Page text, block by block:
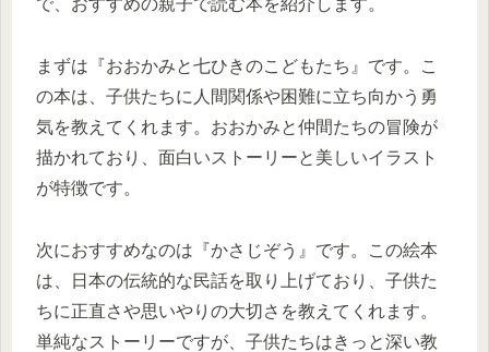
で、おすすめの親子で読む本を紹介します。
まずは『おおかみと七ひきのこどもたち』です。こ
の本は、子供たちに人間関係や困難に立ち向かう勇
気を教えてくれます。おおかみと仲間たちの冒険が
描かれており、面白いストーリーと美しいイラスト
が特徴です。
次におすすめなのは『かさじぞう』です。この絵本
は、日本の伝統的な民話を取り上げており、子供た
ちに正直さや思いやりの大切さを教えてくれます。
単純なストーリーですが、子供たちはきっと深い教